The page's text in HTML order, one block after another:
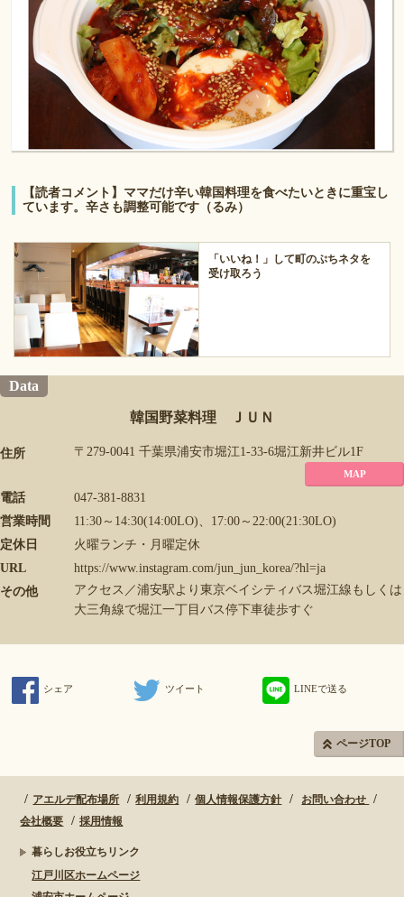
【読者コメント】ママだけ辛い韓国料理を食べたいときに重宝し
ています。辛さも調整可能です（るみ）
「いいね！」して町のぷちネタを
受け取ろう
Data
韓国野菜料理 ＪＵＮ
住所 〒279-0041 千葉県浦安市堀江1-33-6堀江新井ビル1F
MAP
電話
047-381-8831
営業時間
11:30～14:30(14:00LO)、17:00～22:00(21:30LO)
定休日
火曜ランチ・月曜定休
URL
https://www.instagram.com/jun_jun_korea/?hl=ja
その他
アクセス／浦安駅より東京ベイシティバス堀江線もしくは
大三角線で堀江一丁目バス停下車徒歩すぐ
シェア ツイート LINEで送る
ページTOP
アエルデ配布場所 利用規約 個人情報保護方針
お問い合わせ
会社概要
採用情報
暮らしお役立ちリンク
江戸川区ホームページ